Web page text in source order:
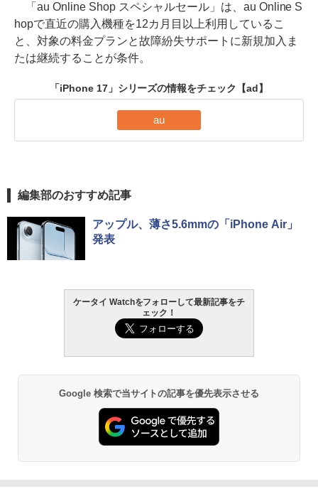
「au Online Shop スペシャルセール」は、au Online S
hopで直近の購入機種を12カ月目以上利用しているこ
と、対象の料金プランと故障紛失サポートに新規加入ま
たは継続することが条件。
「iPhone 17」シリーズの情報をチェック 【ad】
au
編集部のおすすめ記事
アップル、薄さ5.6mmの「iPhone Air」
発表
ケータイ Watchをフォローして最新記事をチ
ェック！
Google 検索で当サイトの記事を優先表示させる